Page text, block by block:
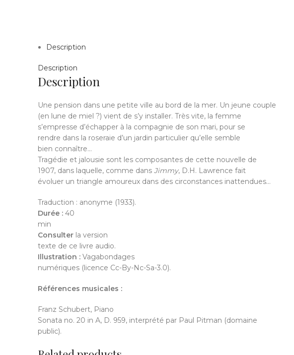
Description
Description
Description
Une pension dans une petite ville au bord de la mer. Un jeune couple
(en lune de miel ?) vient de s’y installer. Très vite, la femme
s’empresse d’échapper à la compagnie de son mari, pour se
rendre dans la roseraie d’un jardin particulier qu’elle semble
bien connaître…
Tragédie et jalousie sont les composantes de cette nouvelle de
1907, dans laquelle, comme dans Jimmy, D.H. Lawrence fait
évoluer un triangle amoureux dans des circonstances inattendues…
Traduction : anonyme (1933).
Durée : 40
min
Consulter la version
texte de ce livre audio.
Illustration : Vagabondages
numériques (licence Cc-By-Nc-Sa-3.0).
Références musicales :
Franz Schubert, Piano
Sonata no. 20 in A, D. 959, interprété par Paul Pitman (domaine
public).